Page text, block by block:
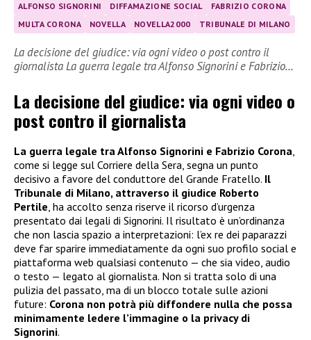
ALFONSO SIGNORINI DIFFAMAZIONE SOCIAL
FABRIZIO CORONA
MULTA CORONA
NOVELLA NOVELLA2000 TRIBUNALE DI MILANO
La decisione del giudice: via ogni video o post contro il
giornalista La guerra legale tra Alfonso Signorini e Fabrizio…
La decisione del giudice: via ogni video o
post contro il giornalista
La guerra legale tra Alfonso Signorini e Fabrizio Corona,
come si legge sul Corriere della Sera, segna un punto
decisivo a favore del conduttore del Grande Fratello. Il
Tribunale di Milano, attraverso il giudice Roberto
Pertile, ha accolto senza riserve il ricorso d’urgenza
presentato dai legali di Signorini. Il risultato è un’ordinanza
che non lascia spazio a interpretazioni: l’ex re dei paparazzi
deve far sparire immediatamente da ogni suo profilo social e
piattaforma web qualsiasi contenuto — che sia video, audio
o testo — legato al giornalista. Non si tratta solo di una
pulizia del passato, ma di un blocco totale sulle azioni
future: Corona non potrà più diffondere nulla che possa
minimamente ledere l’immagine o la privacy di
Signorini.